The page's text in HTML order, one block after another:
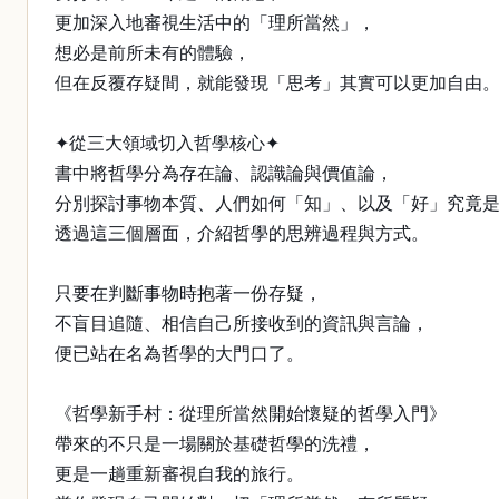
更加深入地審視生活中的「理所當然」，
想必是前所未有的體驗，
但在反覆存疑間，就能發現「思考」其實可以更加自由。
✦從三大領域切入哲學核心✦
書中將哲學分為存在論、認識論與價值論，
分別探討事物本質、人們如何「知」、以及「好」究竟是
透過這三個層面，介紹哲學的思辨過程與方式。
只要在判斷事物時抱著一份存疑，
不盲目追隨、相信自己所接收到的資訊與言論，
便已站在名為哲學的大門口了。
《哲學新手村：從理所當然開始懷疑的哲學入門》
帶來的不只是一場關於基礎哲學的洗禮，
更是一趟重新審視自我的旅行。